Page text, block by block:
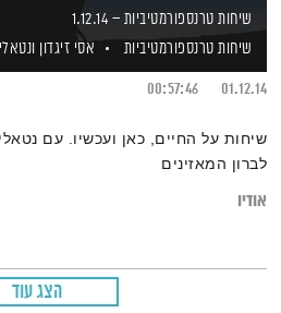
שיחות טרנספורמטיביות – 1.12.14
שיחות טרנספורמטיביות
אסי זיגדון
01.12.14
00:57:46
שיחות על החיים, כאן ועכשיו. עם
לברון המאזינים
אודיו
הצג עוד